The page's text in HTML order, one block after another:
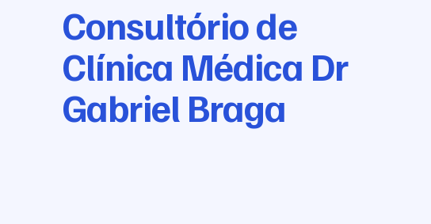
Consultório de
Clínica Médica Dr
Gabriel Braga